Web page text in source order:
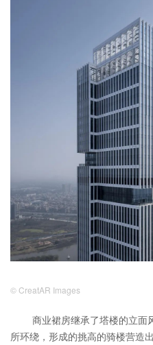
© CreatAR Images
商业裙房继承了塔楼的立面
所环绕，形成的挑高的骑楼营造